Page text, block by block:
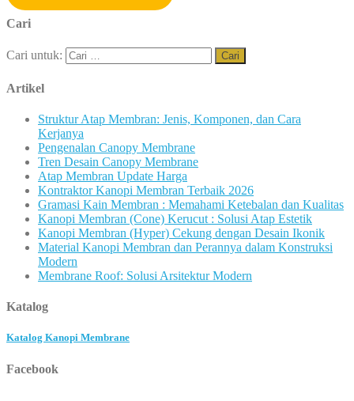
Cari
Cari untuk:
Artikel
Struktur Atap Membran: Jenis, Komponen, dan Cara
Kerjanya
Pengenalan Canopy Membrane
Tren Desain Canopy Membrane
Atap Membran Update Harga
Kontraktor Kanopi Membran Terbaik 2026
Gramasi Kain Membran : Memahami Ketebalan dan Kualitas
Kanopi Membran (Cone) Kerucut : Solusi Atap Estetik
Kanopi Membran (Hyper) Cekung dengan Desain Ikonik
Material Kanopi Membran dan Perannya dalam Konstruksi
Modern
Membrane Roof: Solusi Arsitektur Modern
Katalog
Katalog Kanopi Membrane
Facebook